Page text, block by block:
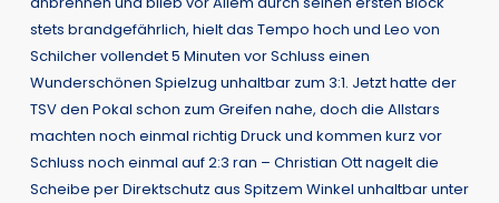
stets brandgefährlich, hielt das Tempo hoch und Leo von
Schilcher vollendet 5 Minuten vor Schluss einen
Wunderschönen Spielzug unhaltbar zum 3:1. Jetzt hatte der
TSV den Pokal schon zum Greifen nahe, doch die Allstars
machten noch einmal richtig Druck und kommen kurz vor
Schluss noch einmal auf 2:3 ran – Christian Ott nagelt die
Scheibe per Direktschutz aus Spitzem Winkel unhaltbar unter